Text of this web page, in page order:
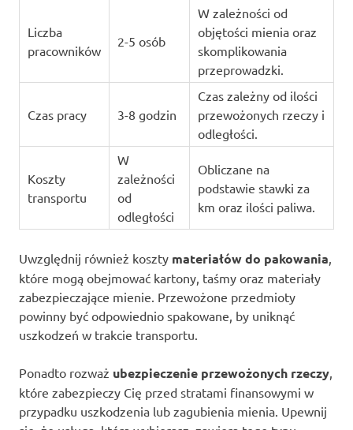
Liczba
pracowników
2-5 osób
W zależności od
objętości mienia oraz
skomplikowania
przeprowadzki.
Czas pracy 3-8 godzin
Czas zależny od ilości
przewożonych rzeczy i
odległości.
Koszty
transportu
W
zależności
od
odległości
Obliczane na
podstawie stawki za
km oraz ilości paliwa.
Uwzględnij również koszty materiałów do pakowania
które mogą obejmować kartony, taśmy oraz materiały
zabezpieczające mienie. Przewożone przedmioty
powinny być odpowiednio spakowane, by uniknąć
uszkodzeń w trakcie transportu.
Ponadto rozważ ubezpieczenie przewożonych rzeczy
które zabezpieczy Cię przed stratami finansowymi w
przypadku uszkodzenia lub zagubienia mienia. Upewnij